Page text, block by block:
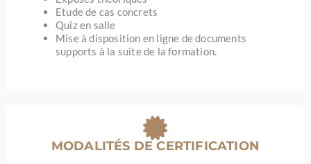
Etude de cas concrets
Quiz en salle
Mise à disposition en ligne de documents
supports à la suite de la formation.
MODALITÉS DE CERTIFICATION